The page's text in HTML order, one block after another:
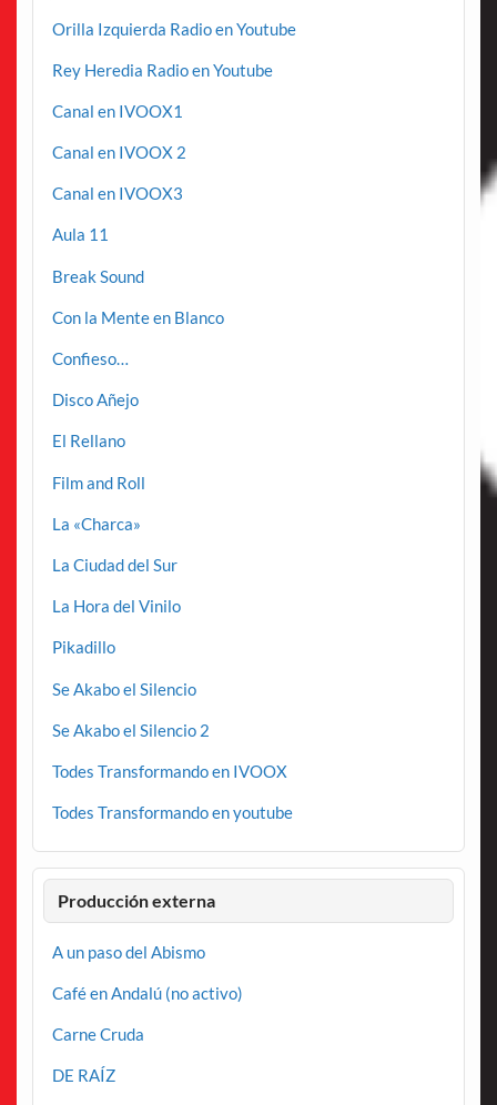
Orilla Izquierda Radio en Youtube
Rey Heredia Radio en Youtube
Canal en IVOOX1
Canal en IVOOX 2
Canal en IVOOX3
Aula 11
Break Sound
Con la Mente en Blanco
Confieso…
Disco Añejo
El Rellano
Film and Roll
La «Charca»
La Ciudad del Sur
La Hora del Vinilo
Pikadillo
Se Akabo el Silencio
Se Akabo el Silencio 2
Todes Transformando en IVOOX
Todes Transformando en youtube
Producción externa
A un paso del Abismo
Café en Andalú (no activo)
Carne Cruda
DE RAÍZ